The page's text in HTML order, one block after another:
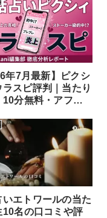
年7月最新】ピクシ
ラスピ評判｜当たり
10分無料・アフメ
いエトワールの当た
10名の口コミや評